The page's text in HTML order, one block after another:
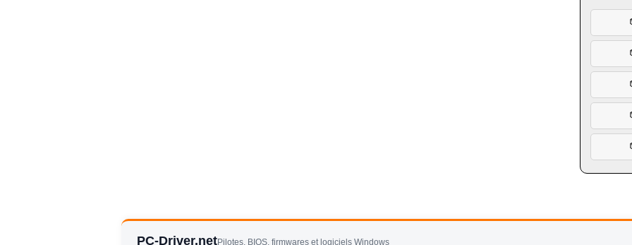
PC-Driver.netPilotes, BIOS, firmwares et logiciels Windows